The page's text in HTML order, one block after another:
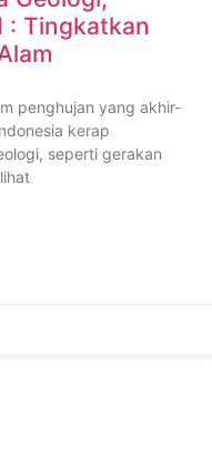
: Tingkatkan
penghujan yang akhir-
kerap
seperti gerakan